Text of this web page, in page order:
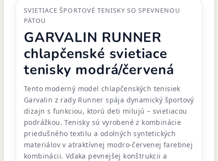
SVIETIACE ŠPORTOVÉ TENISKY SO SPEVNENOU
PÄTOU
GARVALIN RUNNER
chlapčenské svietiace
tenisky modrá/červená
Tento moderný model chlapčenských tenisiek
Garvalin z rady Runner spája dynamický športový
dizajn s funkciou, ktorú deti milujú – svietiacou
podrážkou. Tenisky sú vyrobené z kombinácie
priedušného textilu a odolných syntetických
materiálov v atraktívnej modro-červenej farebnej
kombinácii. Vďaka pevnejšej konštrukcii a